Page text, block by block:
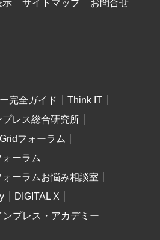
示
サイトマップ
お問合せ
完全ガイド
Think IT
プレス総合研究所
フォーラム
ーラム
ーラムお悩み相談室
DIGITAL X
ンプレス・アカデミー